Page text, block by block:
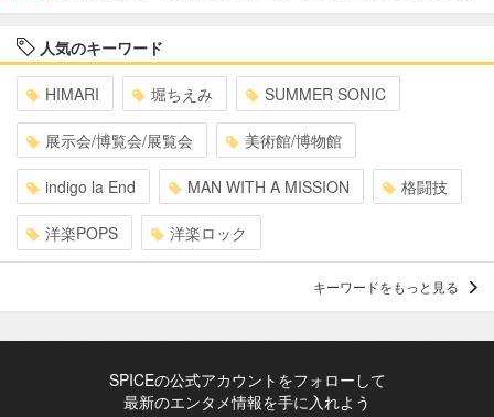
人気のキーワード
HIMARI 堀ちえみ SUMMER SONIC
展示会/博覧会/展覧会 美術館/博物館
indigo la End MAN WITH A MISSION 格闘技
洋楽POPS 洋楽ロック
キーワードをもっと見る
SPICEの公式アカウントをフォローして
最新のエンタメ情報を手に入れよう